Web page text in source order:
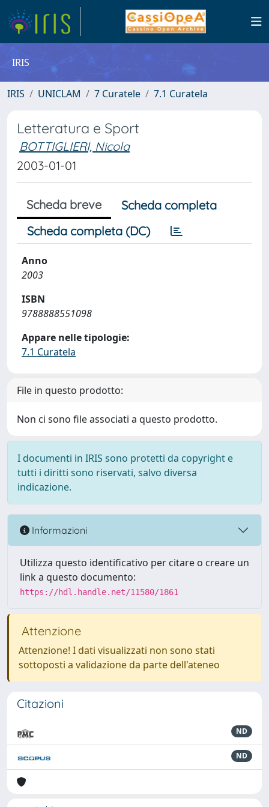
IRIS
IRIS UNICLAM 7 Curatele 7.1 Curatela
Letteratura e Sport
BOTTIGLIERI, Nicola
2003-01-01
Scheda breve
Scheda completa
Scheda completa (DC)
Anno
2003
ISBN
9788888551098
Appare nelle tipologie:
7.1 Curatela
File in questo prodotto:
Non ci sono file associati a questo prodotto.
I documenti in IRIS sono protetti da copyright e
tutti i diritti sono riservati, salvo diversa
indicazione.
Informazioni
Utilizza questo identificativo per citare o creare un
link a questo documento:
https://hdl.handle.net/11580/1861
Attenzione
Attenzione! I dati visualizzati non sono stati
sottoposti a validazione da parte dell'ateneo
Citazioni
ND
ND